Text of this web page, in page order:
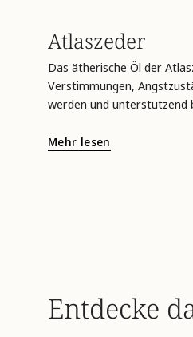
Atlaszeder
Das ätherische Öl der
Verstimmungen,
werden und unterstützend
Mehr lesen
Entdecke